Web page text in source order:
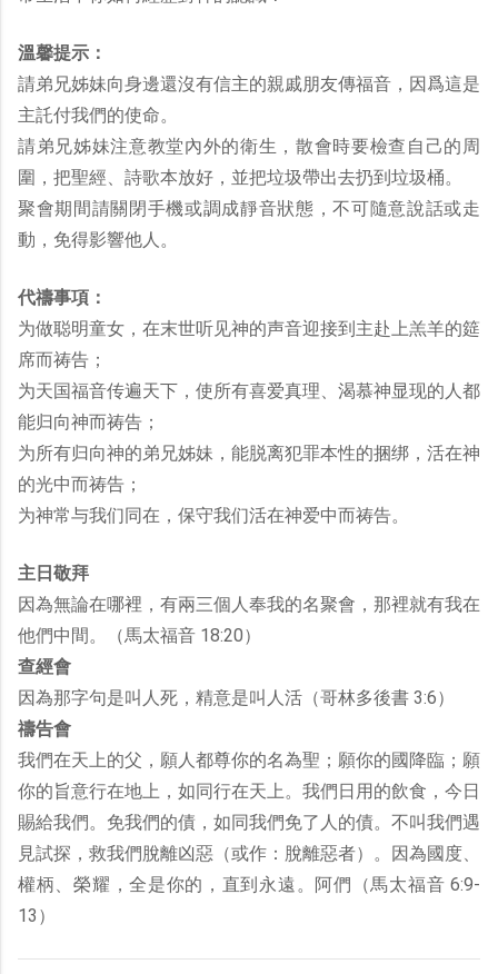
溫馨提示：
請弟兄姊妹向身邊還沒有信主的親戚朋友傳福音，因爲這是
主託付我們的使命。
請弟兄姊妹注意教堂內外的衛生，散會時要檢查自己的周
圍，把聖經、詩歌本放好，並把垃圾帶出去扔到垃圾桶。
聚會期間請關閉手機或調成靜音狀態，不可隨意說話或走
動，免得影響他人。
代禱事項：
为做聪明童女，在末世听见神的声音迎接到主赴上羔羊的筵
席而祷告；
为天国福音传遍天下，使所有喜爱真理、渴慕神显现的人都
能归向神而祷告；
为所有归向神的弟兄姊妹，能脱离犯罪本性的捆绑，活在神
的光中而祷告；
为神常与我们同在，保守我们活在神爱中而祷告。
主日敬拜
因為無論在哪裡，有兩三個人奉我的名聚會，那裡就有我在
他們中間。（馬太福音 18:20）
查經會
因為那字句是叫人死，精意是叫人活（哥林多後書 3:6）
禱告會
我們在天上的父，願人都尊你的名為聖；願你的國降臨；願
你的旨意行在地上，如同行在天上。我們日用的飲食，今日
賜給我們。免我們的債，如同我們免了人的債。不叫我們遇
見試探，救我們脫離凶惡（或作：脫離惡者）。因為國度、
權柄、榮耀，全是你的，直到永遠。阿們（馬太福音 6:9-
13）